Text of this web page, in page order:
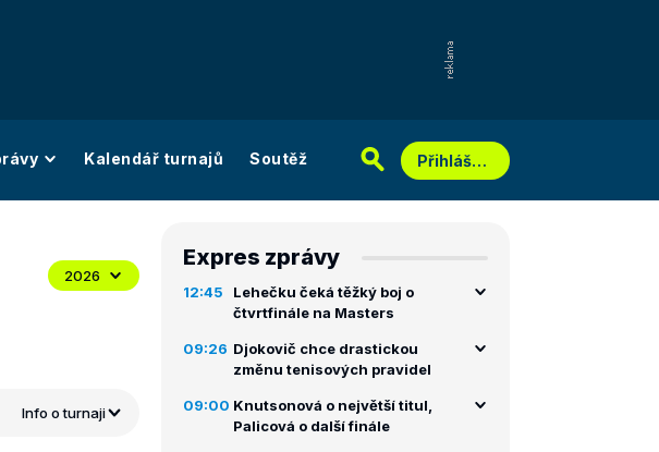
Kalendář turnajů Soutěž Přihlášení
2026
Info o turnaji
Expres zprávy
12:45
Lehečku čeká těžký boj o
čtvrtfinále na Masters
09:26 Djokovič chce drastickou
změnu tenisových pravidel
09:00 Knutsonová o největší titul,
Palicová o další finále